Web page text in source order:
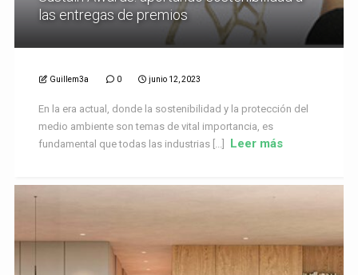
las entregas de premios
Guillem3a 0 junio 12, 2023
En la era actual, donde la sostenibilidad y la protección del
medio ambiente son temas de vital importancia, es
fundamental que todas las industrias [...]
Leer más